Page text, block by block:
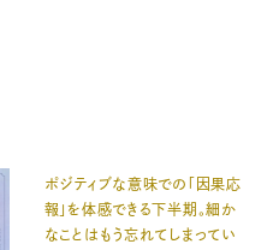
ポジティブな意味での「因果応
報」を体感できる下半期。細か
なことはもう忘れてしまってい